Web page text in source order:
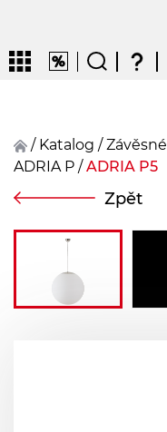
CZENDE FRFIN
/ Katalog / závěsné
ADRIA P / ADRIA P5
Zpět